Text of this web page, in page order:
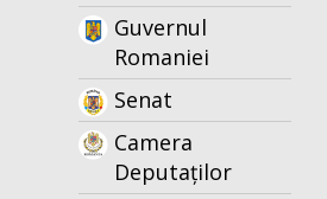
Guvernul
Romaniei
Senat
Camera
Deputaților